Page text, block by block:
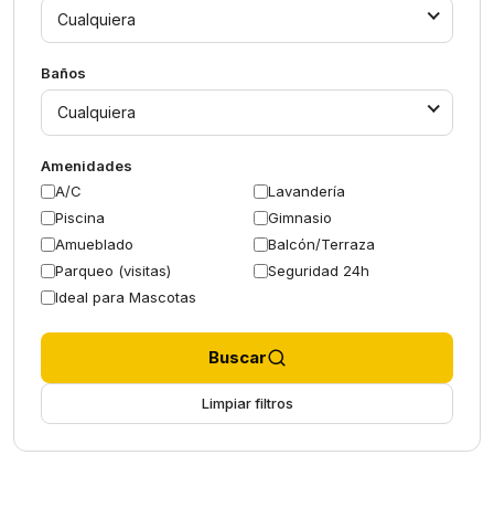
Cualquiera
Baños
Cualquiera
Amenidades
A/C
Lavandería
Piscina
Gimnasio
Amueblado
Balcón/Terraza
Parqueo (visitas)
Seguridad 24h
Ideal para Mascotas
Buscar
Limpiar filtros